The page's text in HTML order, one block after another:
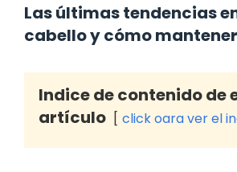
Las últimas tendencias
cabello y cómo
Indice de contenido de
artículo
click oara ver el